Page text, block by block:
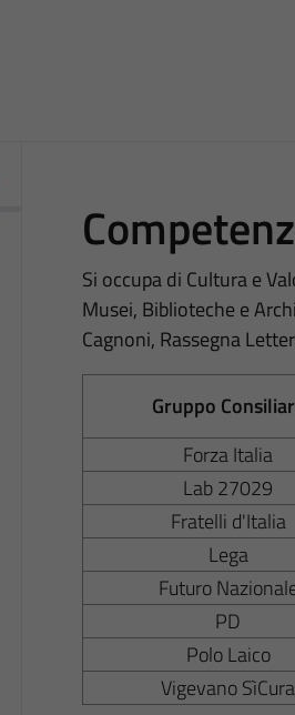
Si occupa di Cultura e
Musei, Biblioteche e
Cagnoni, Rassegna
Gruppo
Forza Italia
Lab 27029
Fratelli d'Italia
Lega
Futuro
PD
Polo Laico
Vigevano SìCura